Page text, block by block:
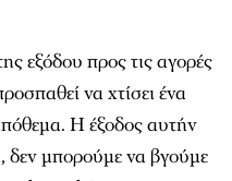
εξόδου προς τις αγορές
Η έξοδος αυτήν
δεν μπορούμε να βγούμε
λόγω της
αγορές.